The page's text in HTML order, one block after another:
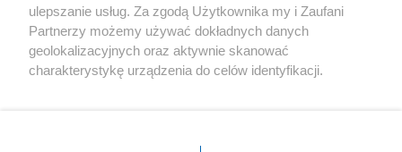
X Facebook Instagram Youtube
ulepszanie usług. Za zgodą Użytkownika my i Zaufani
Partnerzy możemy używać dokładnych danych
geolokalizacyjnych oraz aktywnie skanować
charakterystykę urządzenia do celów identyfikacji.
zmienić/wycofać klikając przycisk ustawień prywatności